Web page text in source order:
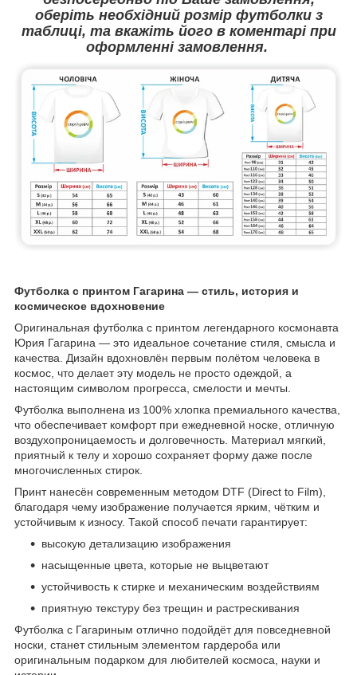
оберіть необхідний розмір футболки з
таблиці, та вкажіть його в коментарі при
оформленні замовлення.
Футболка с принтом Гагарина — стиль, история и
космическое вдохновение
Оригинальная футболка с принтом легендарного космонавта
Юрия Гагарина — это идеальное сочетание стиля, смысла и
качества. Дизайн вдохновлён первым полётом человека в
космос, что делает эту модель не просто одеждой, а
настоящим символом прогресса, смелости и мечты.
Футболка выполнена из 100% хлопка премиального качества,
что обеспечивает комфорт при ежедневной носке, отличную
воздухопроницаемость и долговечность. Материал мягкий,
приятный к телу и хорошо сохраняет форму даже после
многочисленных стирок.
Принт нанесён современным методом DTF (Direct to Film),
благодаря чему изображение получается ярким, чётким и
устойчивым к износу. Такой способ печати гарантирует:
высокую детализацию изображения
насыщенные цвета, которые не выцветают
устойчивость к стирке и механическим воздействиям
приятную текстуру без трещин и растрескивания
Футболка с Гагариным отлично подойдёт для повседневной
носки, станет стильным элементом гардероба или
оригинальным подарком для любителей космоса, науки и